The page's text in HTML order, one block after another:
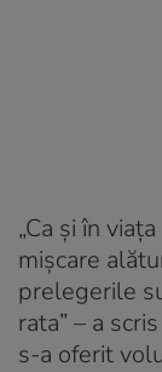
„Ca și în
mișcare
prelegerile
rata” – a
s-a oferit